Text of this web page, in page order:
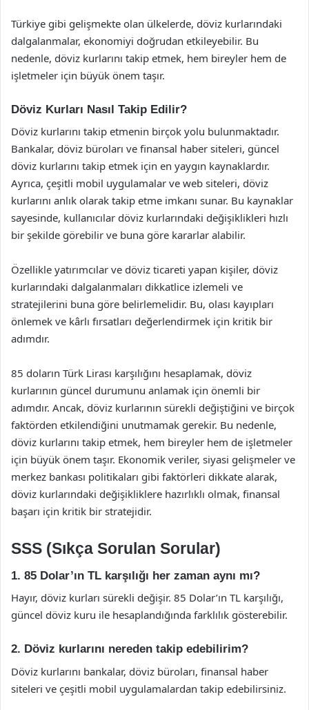
Türkiye gibi gelişmekte olan ülkelerde, döviz kurlarındaki
dalgalanmalar, ekonomiyi doğrudan etkileyebilir. Bu
nedenle, döviz kurlarını takip etmek, hem bireyler hem de
işletmeler için büyük önem taşır.
Döviz Kurları Nasıl Takip Edilir?
Döviz kurlarını takip etmenin birçok yolu bulunmaktadır.
Bankalar, döviz büroları ve finansal haber siteleri, güncel
döviz kurlarını takip etmek için en yaygın kaynaklardır.
Ayrıca, çeşitli mobil uygulamalar ve web siteleri, döviz
kurlarını anlık olarak takip etme imkanı sunar. Bu kaynaklar
sayesinde, kullanıcılar döviz kurlarındaki değişiklikleri hızlı
bir şekilde görebilir ve buna göre kararlar alabilir.
Özellikle yatırımcılar ve döviz ticareti yapan kişiler, döviz
kurlarındaki dalgalanmaları dikkatlice izlemeli ve
stratejilerini buna göre belirlemelidir. Bu, olası kayıpları
önlemek ve kârlı fırsatları değerlendirmek için kritik bir
adımdır.
85 doların Türk Lirası karşılığını hesaplamak, döviz
kurlarının güncel durumunu anlamak için önemli bir
adımdır. Ancak, döviz kurlarının sürekli değiştiğini ve birçok
faktörden etkilendiğini unutmamak gerekir. Bu nedenle,
döviz kurlarını takip etmek, hem bireyler hem de işletmeler
için büyük önem taşır. Ekonomik veriler, siyasi gelişmeler ve
merkez bankası politikaları gibi faktörleri dikkate alarak,
döviz kurlarındaki değişikliklere hazırlıklı olmak, finansal
başarı için kritik bir stratejidir.
SSS (Sıkça Sorulan Sorular)
1. 85 Dolar’ın TL karşılığı her zaman aynı mı?
Hayır, döviz kurları sürekli değişir. 85 Dolar’ın TL karşılığı,
güncel döviz kuru ile hesaplandığında farklılık gösterebilir.
2. Döviz kurlarını nereden takip edebilirim?
Döviz kurlarını bankalar, döviz büroları, finansal haber
siteleri ve çeşitli mobil uygulamalardan takip edebilirsiniz.